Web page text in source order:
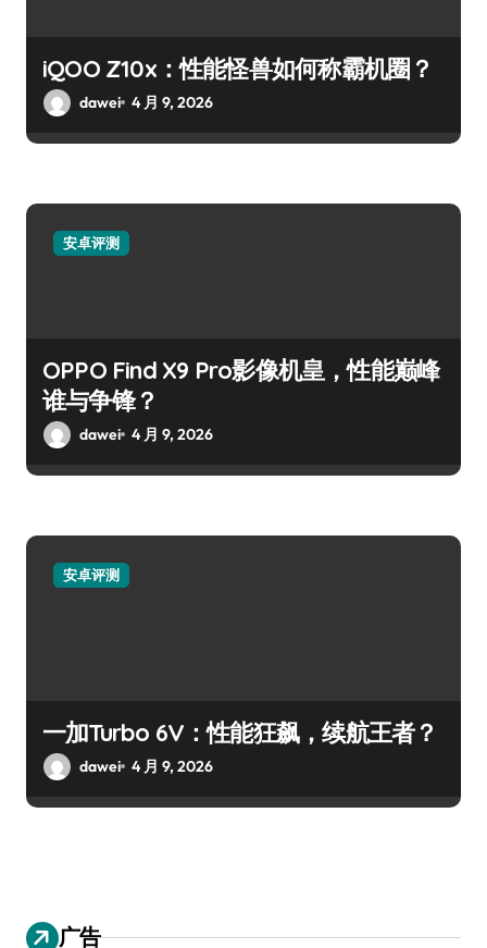
iQOO Z10x：性能怪兽如何称霸机圈？
dawei 4 月 9, 2026
安卓评测
OPPO Find X9 Pro影像机皇，性能巅峰
谁与争锋？
dawei 4 月 9, 2026
安卓评测
一加Turbo 6V：性能狂飙，续航王者？
dawei 4 月 9, 2026
广告